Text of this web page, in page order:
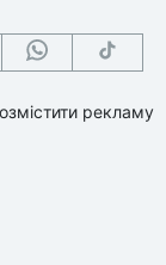
рекламу